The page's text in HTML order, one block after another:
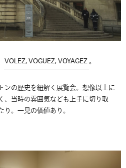
VOLEZ, VOGUEZ, VOYAGEZ。
ンの歴史を紐解く展覧会。想像以上に
当時の雰囲気なども上手に切り取
。一見の価値あり。